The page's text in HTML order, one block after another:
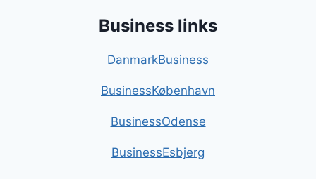
Business links
DanmarkBusiness
BusinessKøbenhavn
BusinessOdense
BusinessEsbjerg